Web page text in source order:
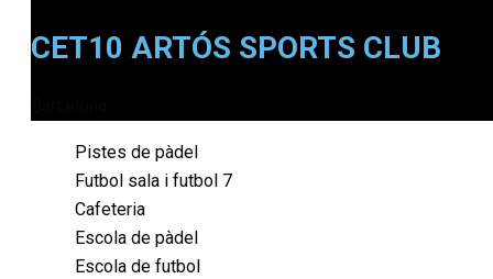
CET10 ARTÓS SPORTS CLUB
Pistes de pàdel
Futbol sala i futbol 7
Cafeteria
Escola de pàdel
Escola de futbol